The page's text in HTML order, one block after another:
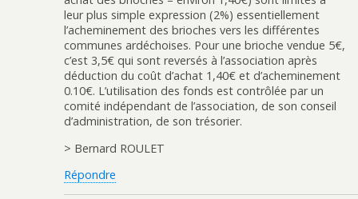
leur plus simple expression (2%) essentiellement
l’acheminement des brioches vers les différentes
communes ardéchoises. Pour une brioche vendue 5€,
c’est 3,5€ qui sont reversés à l’association après
déduction du coût d’achat 1,40€ et d’acheminement
0.10€. L’utilisation des fonds est contrôlée par un
comité indépendant de l’association, de son conseil
d’administration, de son trésorier.
> Bernard ROULET
Répondre